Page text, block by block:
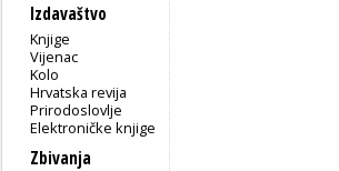
Izdavaštvo
Knjige
Vijenac
Kolo
Hrvatska revija
Prirodoslovlje
Elektroničke knjige
Zbivanja